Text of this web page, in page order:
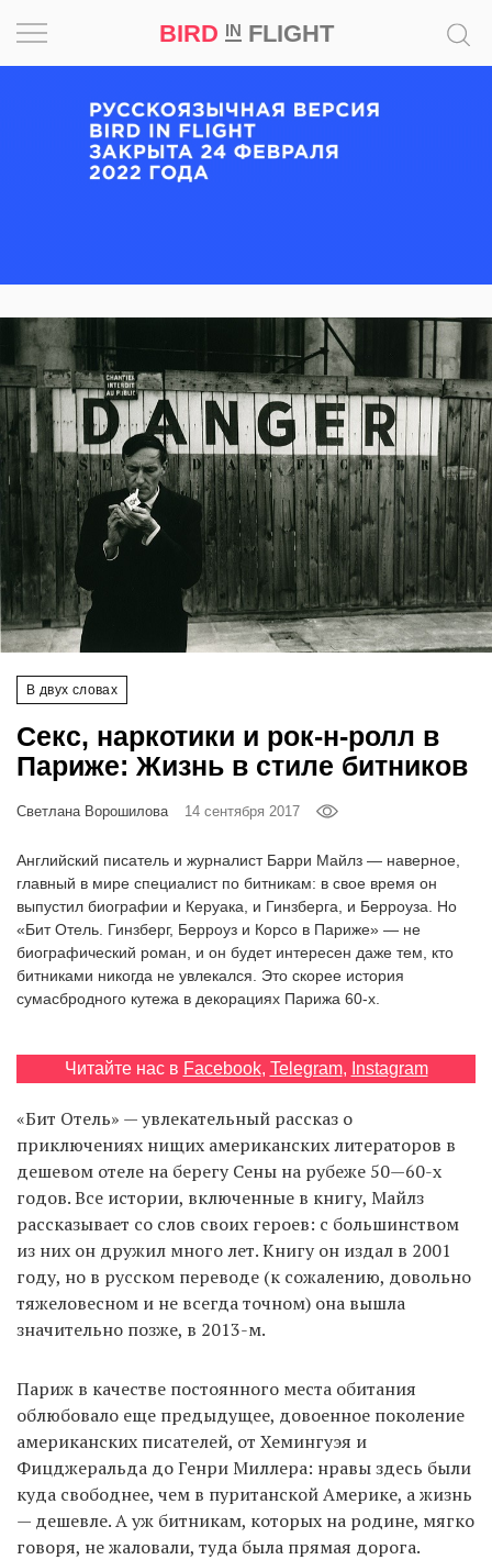
BIRD INFLIGHT
В двух словах
Секс, наркотики и рок-н-ролл в
Париже: Жизнь в стиле битников
Светлана Ворошилова 14 сентября 2017
Английский писатель и журналист Барри Майлз — наверное,
главный в мире специалист по битникам: в свое время он
выпустил биографии и Керуака, и Гинзберга, и Берроуза. Но
«Бит Отель. Гинзберг, Берроуз и Корсо в Париже» — не
биографический роман, и он будет интересен даже тем, кто
битниками никогда не увлекался. Это скорее история
сумасбродного кутежа в декорациях Парижа 60-х.
Читайте нас в Facebook, Telegram, Instagram
«Бит Отель» — увлекательный рассказ о
приключениях нищих американских литераторов в
дешевом отеле на берегу Сены на рубеже 50—60-х
годов. Все истории, включенные в книгу, Майлз
рассказывает со слов своих героев: с большинством
из них он дружил много лет. Книгу он издал в 2001
году, но в русском переводе (к сожалению, довольно
тяжеловесном и не всегда точном) она вышла
значительно позже, в 2013-м.
Париж в качестве постоянного места обитания
облюбовало еще предыдущее, довоенное поколение
американских писателей, от Хемингуэя и
Фицджеральда до Генри Миллера: нравы здесь были
куда свободнее, чем в пуританской Америке, а жизнь
— дешевле. А уж битникам, которых на родине, мягко
говоря, не жаловали, туда была прямая дорога.